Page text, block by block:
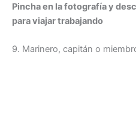
Pincha en la fotografía y
para viajar trabajando
9. Marinero, capitán o